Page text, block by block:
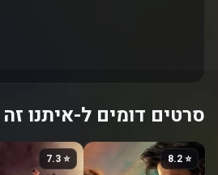
סרטים דומים ל-איתנו
⭐ 8.2
⭐ 7.3